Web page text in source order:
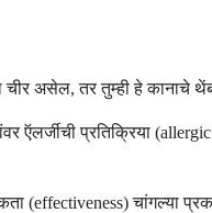
चीर असेल, तर तुम्ही हे कानाचे
ऍलर्जीची प्रतिक्रिया
(effectiveness) चांगल्या